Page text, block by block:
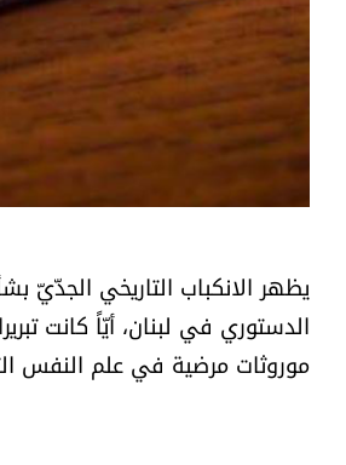
الدستوري في لبنان، أيّاً كانت
موروثات مرضية في علم النفس